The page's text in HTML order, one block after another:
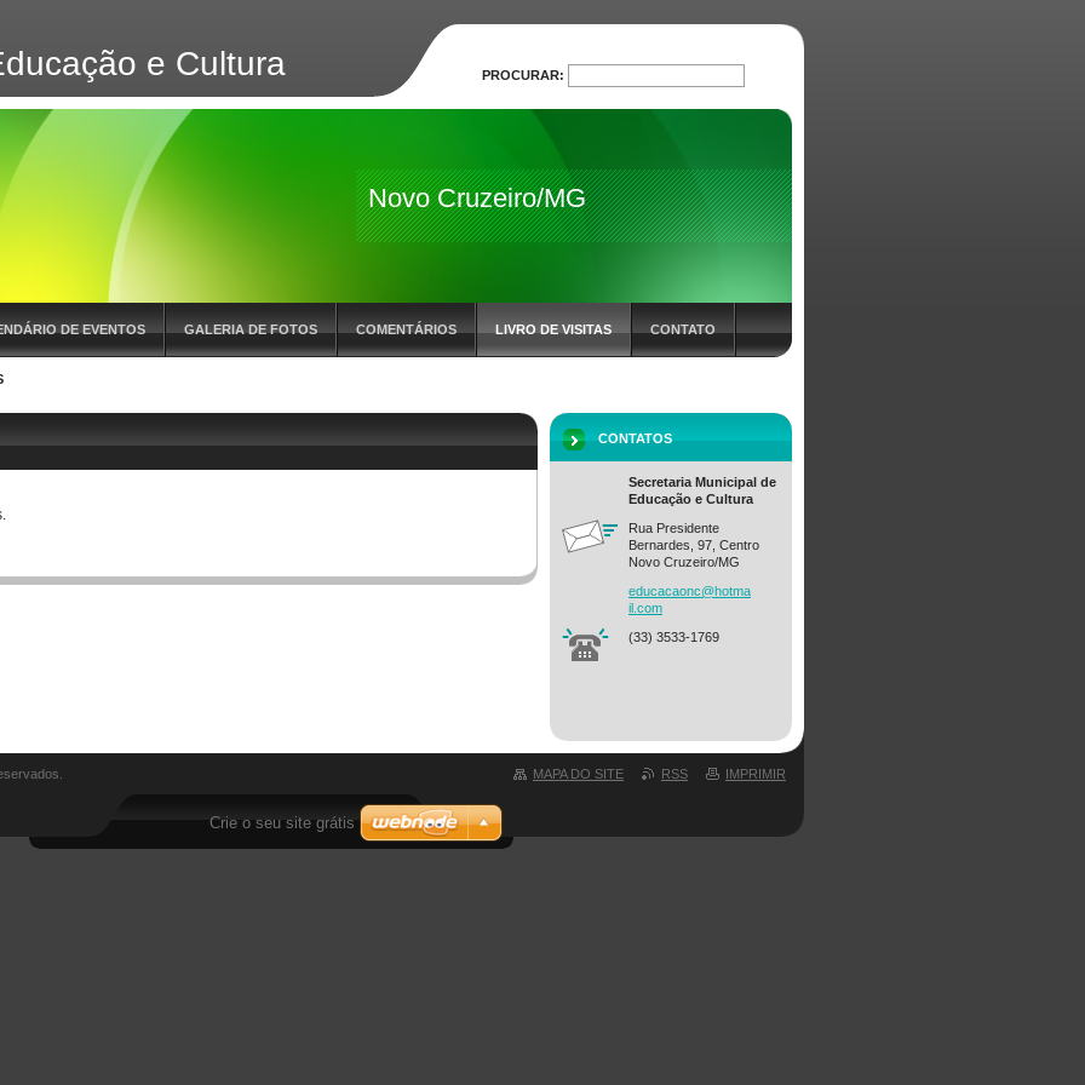
e Cultura
Novo Cruzeiro/MG
DE EVENTOS GALERIA DE FOTOS COMENTÁRIOS LIVRO DE VISITAS CONTATO
CONTATOS
Secretaria Municipal de
Educação e Cultura
Rua Presidente
Bernardes, 97, Centro
Novo Cruzeiro/MG
educacaonc@hotma
il.com
(33) 3533-1769
PROCURAR:
MAPA DO SITE RSS IMPRIMIR
Crie o seu site grátis